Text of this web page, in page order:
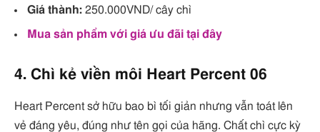
Giá thành: 250.000VND/ cây chì
Mua sản phẩm với giá ưu đãi tại đây
4. Chì kẻ viền môi Heart Percent 06
Heart Percent sở hữu bao bì tối giản nhưng vẫn toát lên
vẻ đáng yêu, đúng như tên gọi của hãng. Chất chì cực kỳ